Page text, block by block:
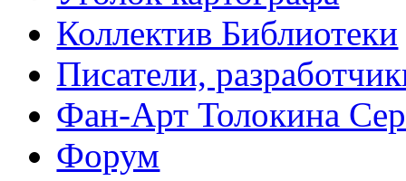
Коллектив Библиотеки
Писатели,
Фан-Арт Толокина
Форум